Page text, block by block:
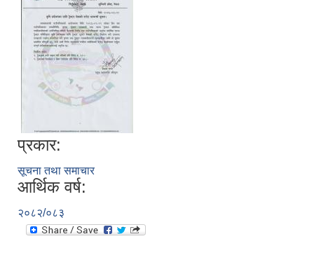
प्रकार:
सूचना तथा समाचार
आर्थिक वर्ष:
२०८२/०८३